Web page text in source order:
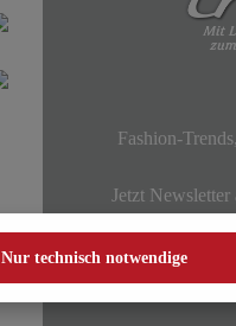
Fashion-
Jetzt
Nur technisch notwendige